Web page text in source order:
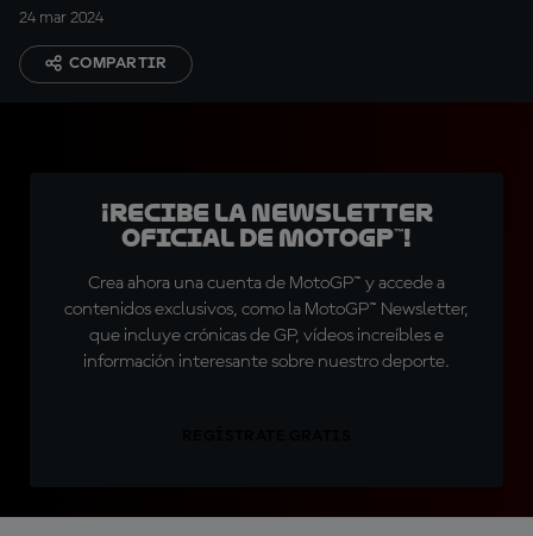
24 mar 2024
COMPARTIR
¡Recibe la Newsletter
oficial de MotoGP™!
Crea ahora una cuenta de MotoGP™ y accede a
contenidos exclusivos, como la MotoGP™ Newsletter,
que incluye crónicas de GP, vídeos increíbles e
información interesante sobre nuestro deporte.